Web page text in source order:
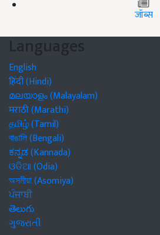
जॉब्स
Languages
English
हिंदी (Hindi)
മലയാളം (Malayalam)
मराठी (Marathi)
தமிழ் (Tamil)
বাঙালি (Bengali)
ಕನ್ನಡ (Kannada)
ଓଡିଆ (Odia)
অসমীয়া (Asomiya)
ਪੰਜਾਬੀ
తెలుగు
ગુજરાતી